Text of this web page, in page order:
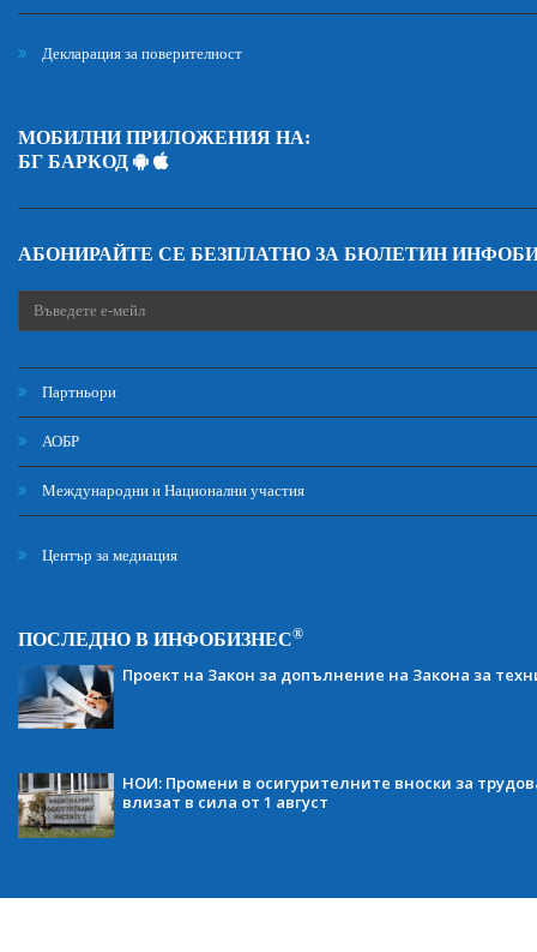
Декларация за поверителност
МОБИЛНИ ПРИЛОЖЕНИЯ НА:
БГ БАРКОД
АБОНИРАЙТЕ СЕ БЕЗПЛАТНО ЗА БЮЛЕТИН
Партньори
АОБР
Международни и Национални участия
Център за медиация
ПОСЛЕДНО В ИНФОБИЗНЕС®
Проект на Закон за допълнение на Закона за
НОИ: Промени в осигурителните вноски за
влизат в сила от 1 август